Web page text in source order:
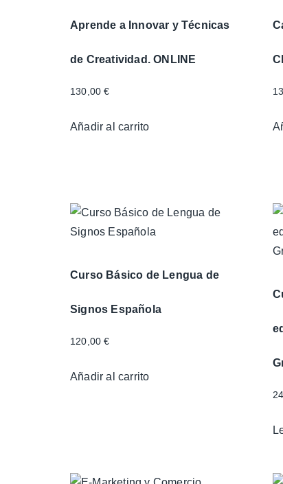
Aprende a Innovar y Técnicas
de Creatividad. ONLINE
130,00€
Añadir al carrito
Curso Básico de Lengua de
Signos Española
120,00€
Añadir al carrito